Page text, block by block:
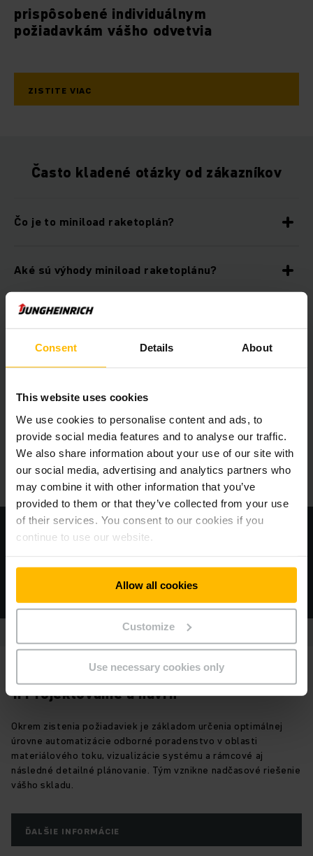
Consent Details About
This website uses cookies
We use cookies to personalise content and ads, to
provide social media features and to analyse our traffic.
We also share information about your use of our site with
our social media, advertising and analytics partners who
may combine it with other information that you’ve
provided to them or that they’ve collected from your use
of their services. You consent to our cookies if you
continue to use our website.
Allow all cookies
Customize
Use necessary cookies only
prispôsobené individuálnym
požiadavkám vášho odvetvia
ZISTITE VIAC
Často kladené otázky od zákazníkov
Čo je to miniload raketoplán?
Aké sú výhody miniload raketoplánu?
Pre ktoré typy skladov je miniload kyvadlová
doprava vhodná?
bezproblémovo integrovať do mojej IT
infraštruktúry?
Aký udržateľný je miniload raketoplán?
Ako automatizujeme váš sklad v troch
krokoch
1. Projektovanie a návrh
Okrem zistenia požiadaviek je základom určenia optimálnej
úrovne automatizácie odborné poradenstvo v oblasti
materiálového toku, vizualizácie systému a rámcové aj
následné detailné plánovanie. Tým vznikne nadčasové riešenie
vášho skladu.
ĎALŠIE INFORMÁCIE